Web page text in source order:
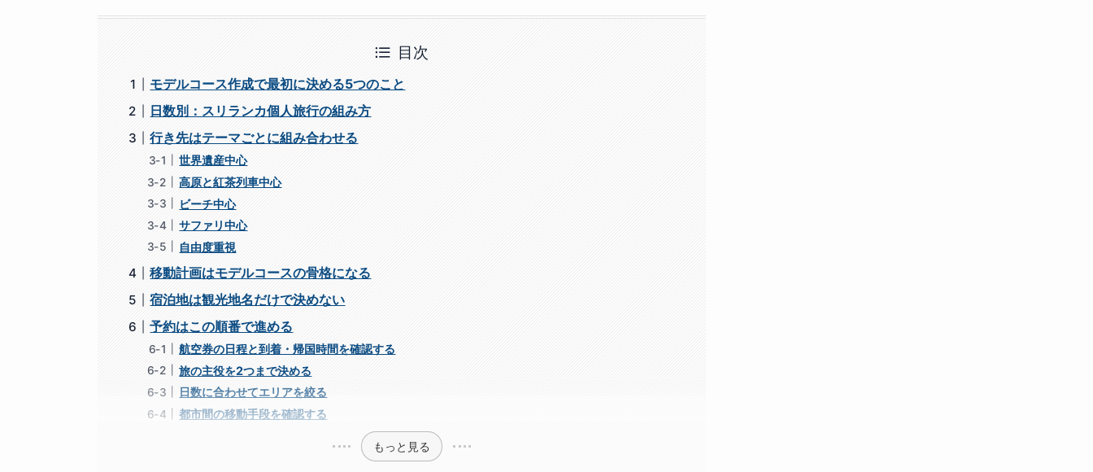
目次
モデルコース作成で最初に決める5つのこと
日数別：スリランカ個人旅行の組み方
行き先はテーマごとに組み合わせる
世界遺産中心
高原と紅茶列車中心
ビーチ中心
サファリ中心
自由度重視
移動計画はモデルコースの骨格になる
宿泊地は観光地名だけで決めない
予約はこの順番で進める
航空券の日程と到着・帰国時間を確認する
旅の主役を2つまで決める
日数に合わせてエリアを絞る
都市間の移動手段を確認する
もっと見る